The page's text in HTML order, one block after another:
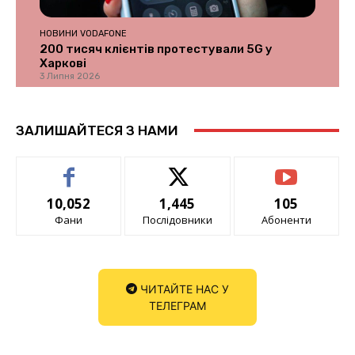
НОВИНИ VODAFONE
200 тисяч клієнтів протестували 5G у
Харкові
3 Липня 2026
ЗАЛИШАЙТЕСЯ З НАМИ
10,052
Фани
1,445
Послідовники
105
Абоненти
ЧИТАЙТЕ НАС У
ТЕЛЕГРАМ